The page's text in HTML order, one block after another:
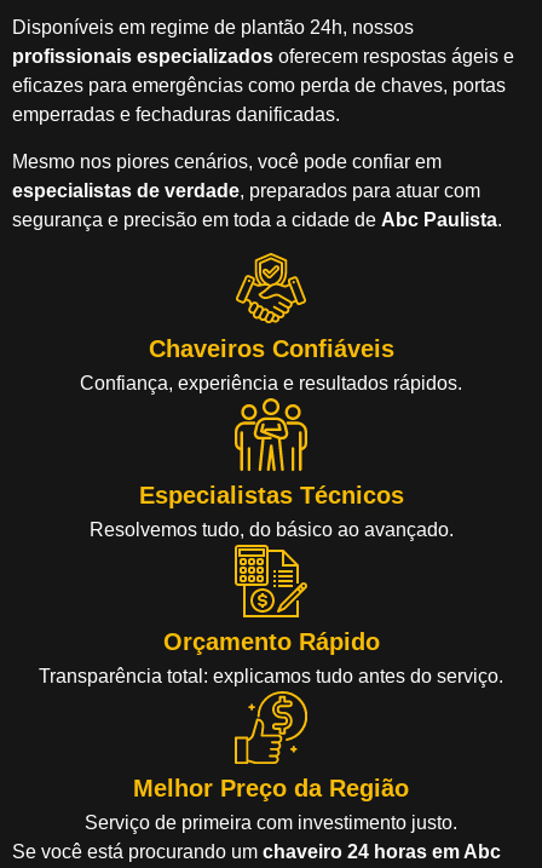
Disponíveis em regime de plantão 24h, nossos
profissionais especializados oferecem respostas ágeis e
eficazes para emergências como perda de chaves, portas
emperradas e fechaduras danificadas.
Mesmo nos piores cenários, você pode confiar em
especialistas de verdade, preparados para atuar com
segurança e precisão em toda a cidade de Abc Paulista.
Chaveiros Confiáveis
Confiança, experiência e resultados rápidos.
Especialistas Técnicos
Resolvemos tudo, do básico ao avançado.
Orçamento Rápido
Transparência total: explicamos tudo antes do serviço.
Melhor Preço da Região
Serviço de primeira com investimento justo.
Se você está procurando um chaveiro 24 horas em Abc